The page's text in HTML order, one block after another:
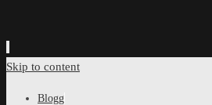
Skip to content
Blogg